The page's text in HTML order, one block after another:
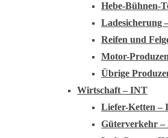
Hebe-Bühnen-
Ladesicherung
Reifen und
Motor-
Übrige
Wirtschaft – INT
Liefer-Ketten –
Güterverkehr